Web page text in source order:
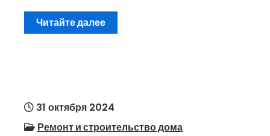
Читайте далее
31 октября 2024
Ремонт и строительство дома